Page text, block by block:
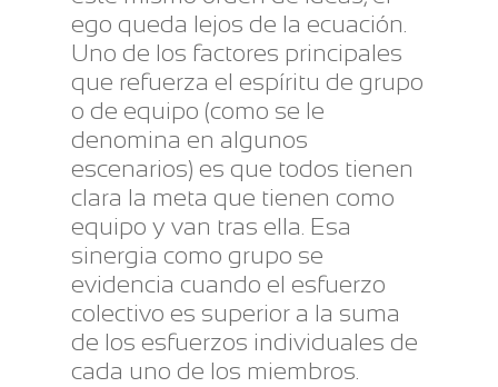
ego queda lejos de la ecuación.
Uno de los factores principales
que refuerza el espíritu de grupo
o de equipo (como se le
denomina en algunos
escenarios) es que todos tienen
clara la meta que tienen como
equipo y van tras ella. Esa
sinergia como grupo se
evidencia cuando el esfuerzo
colectivo es superior a la suma
de los esfuerzos individuales de
cada uno de los miembros.